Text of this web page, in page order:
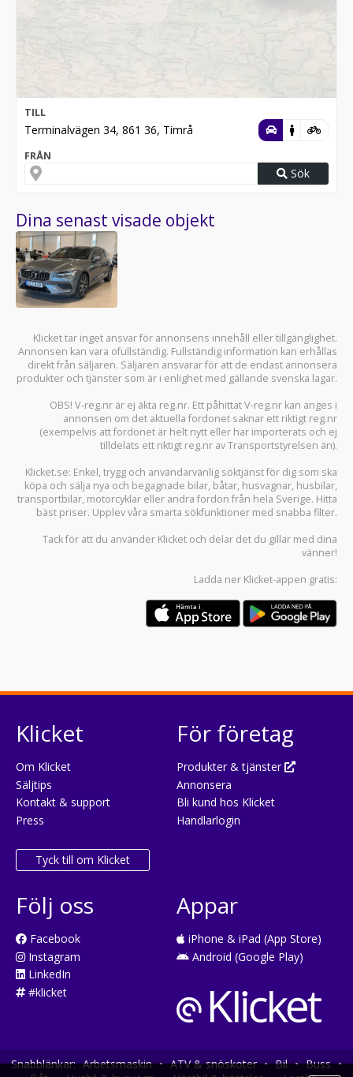
TILL
Terminalvägen 34, 861 36, Timrå
FRÅN
Sök
Dina senast visade objekt
Klicket tar inget ansvar för annonsens innehåll eller tillgänglighet.
Annonsen kan vara ofullständig. Fullständig information kan erhållas
direkt från säljaren. Säljaren ansvarar för att de endast annonsera
produkter och tjänster som är i enlighet med gällande svenska lagar.
OBS! V-reg.nr är ej äkta reg.nr. Ett påhittat V-reg.nr kan anges i
annonsen om det aktuella fordonet saknar ett riktigt reg.nr
(exempelvis att fordonet är helt nytt eller har importerats och ej
tilldelats ett riktigt reg.nr av Transportstyrelsen än).
Klicket.se: Enkel, trygg och användarvänlig söktjänst för dig som ska
köpa och sälja nya och begagnade bilar, båtar, husvagnar, husbilar,
transportbilar, motorcyklar eller andra fordon från hela Sverige. Hitta
bäst priser. Upplev våra smarta sökfunktioner med snabba filter.
Tack för att du använder Klicket och delar det du gillar med dina
vänner!
Ladda ner Klicket-appen gratis:
Klicket
Om Klicket
Säljtips
Kontakt & support
Press
Tyck till om Klicket
För företag
Produkter & tjänster
Annonsera
Bli kund hos Klicket
Handlarlogin
Följ oss
Facebook
Instagram
LinkedIn
#klicket
Appar
iPhone & iPad (App Store)
Android (Google Play)
Snabblänkar: Arbetsmaskin • ATV & snöskoter • Bil • Buss •